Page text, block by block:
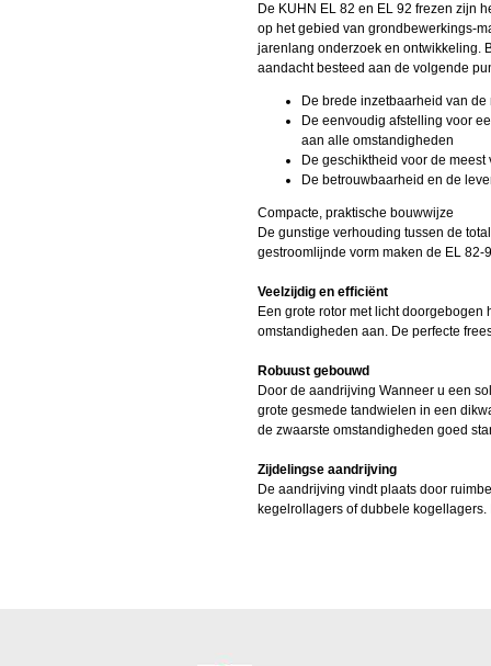
De KUHN EL 82 en EL 92 frezen zijn
op het gebied van grondbewerkings-
jarenlang onderzoek en ontwikkeling.
aandacht besteed aan de volgende
De brede inzetbaarheid van de
De eenvoudig afstelling voor
aan alle omstandigheden
De geschiktheid voor de
De betrouwbaarheid en de
Compacte, praktische bouwwijze
De gunstige verhouding tussen de
gestroomlijnde vorm maken de EL
Veelzijdig en efficiënt
Een grote rotor met licht
omstandigheden aan. De perfecte
Robuust gebouwd
Door de aandrijving Wanneer u een
grote gesmede tandwielen in een
de zwaarste omstandigheden goed
Zijdelingse aandrijving
De aandrijving vindt plaats door
kegelrollagers of dubbele